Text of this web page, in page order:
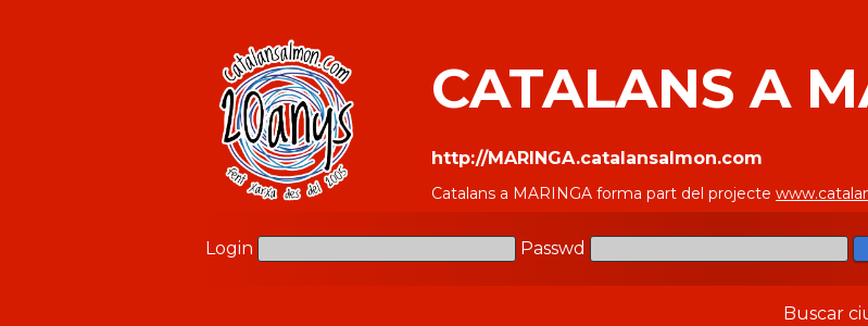
CATALANS A
http://MARINGA.catalansalmon.com
Catalans a MARINGA forma part del projecte
Login Passwd
Buscar